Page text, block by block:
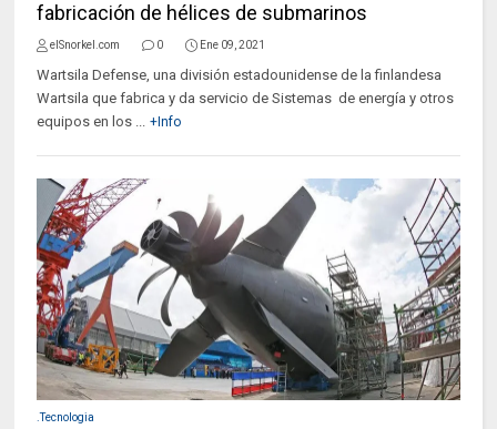
fabricación de hélices de submarinos
elSnorkel.com 0 Ene 09, 2021
Wartsila Defense, una división estadounidense de la finlandesa
Wartsila que fabrica y da servicio de Sistemas de energía y otros
equipos en los ... +Info
.Tecnologia